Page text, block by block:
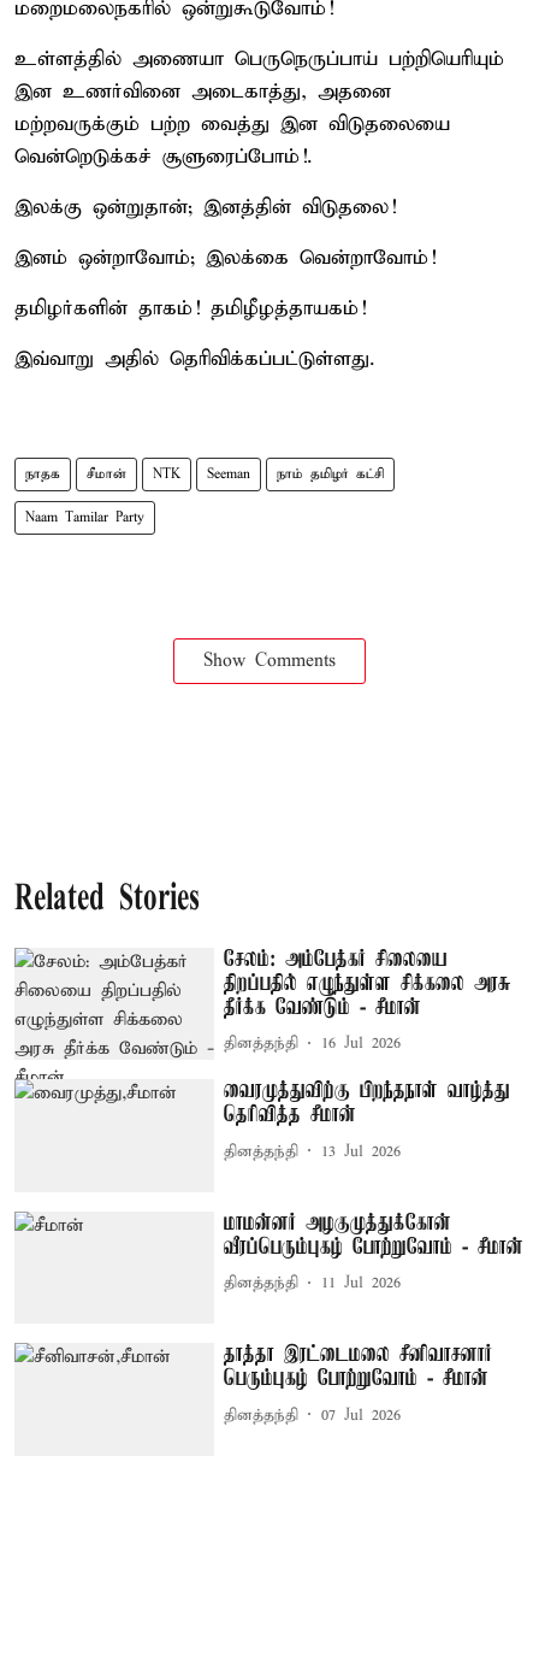
மறைமலைநகரில் ஒன்றுகூடுவோம்!
உள்ளத்தில் அணையா பெருநெருப்பாய் பற்றியெரியும்
இன உணர்வினை அடைகாத்து, அதனை
மற்றவருக்கும் பற்ற வைத்து இன விடுதலையை
வென்றெடுக்கச் சூளுரைப்போம்!.
இலக்கு ஒன்றுதான்; இனத்தின் விடுதலை!
இனம் ஒன்றாவோம்; இலக்கை வென்றாவோம்!
தமிழர்களின் தாகம்! தமிழீழத்தாயகம்!
இவ்வாறு அதில் தெரிவிக்கப்பட்டுள்ளது.
நாதக சீமான் NTK Seeman நாம் தமிழர் கட்சி
Naam Tamilar Party
Show Comments
Related Stories
சேலம்: அம்பேத்கர் சிலையை
திறப்பதில் எழுந்துள்ள சிக்கலை அரசு
தீர்க்க வேண்டும் - சீமான்
தினத்தந்தி 16 Jul 2026
வைரமுத்துவிற்கு பிறந்தநாள் வாழ்த்து
தெரிவித்த சீமான்
தினத்தந்தி 13 Jul 2026
மாமன்னர் அழகுமுத்துக்கோன்
வீரப்பெரும்புகழ் போற்றுவோம் - சீமான்
தினத்தந்தி 11 Jul 2026
தாத்தா இரட்டைமலை சீனிவாசனார்
பெரும்புகழ் போற்றுவோம் - சீமான்
தினத்தந்தி 07 Jul 2026